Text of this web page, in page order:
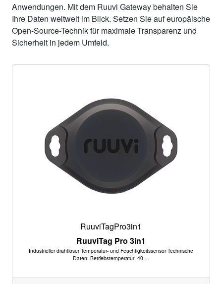
Anwendungen. Mit dem Ruuvi Gateway behalten Sie
Ihre Daten weltweit im Blick. Setzen Sie auf europäische
Open-Source-Technik für maximale Transparenz und
Sicherheit in jedem Umfeld.
RuuviTagPro3in1
RuuviTag Pro 3in1
Industrieller drahtloser Temperatur- und Feuchtigkeitssensor Technische
Daten: Betriebstemperatur -40 ...